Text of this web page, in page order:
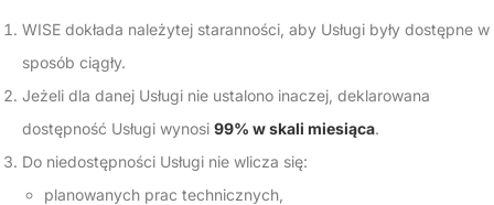
WISE dokłada należytej staranności, aby Usługi były dostępne w
sposób ciągły.
Jeżeli dla danej Usługi nie ustalono inaczej, deklarowana
dostępność Usługi wynosi 99% w skali miesiąca.
Do niedostępności Usługi nie wlicza się:
planowanych prac technicznych,